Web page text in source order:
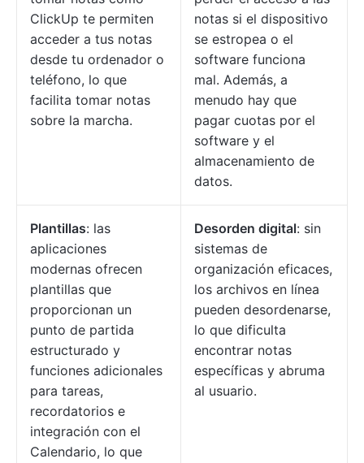
ClickUp te permiten
acceder a tus notas
desde tu ordenador o
teléfono, lo que
facilita tomar notas
sobre la marcha.
notas si el dispositivo
se estropea o el
software funciona
mal. Además, a
menudo hay que
pagar cuotas por el
software y el
almacenamiento de
datos.
Plantillas: las
aplicaciones
modernas ofrecen
plantillas que
proporcionan un
punto de partida
estructurado y
funciones adicionales
para tareas,
recordatorios e
integración con el
Calendario, lo que
Desorden digital: sin
sistemas de
organización eficaces,
los archivos en línea
pueden desordenarse,
lo que dificulta
encontrar notas
específicas y abruma
al usuario.